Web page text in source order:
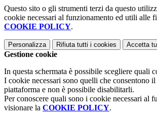
Questo sito o gli strumenti terzi da questo
cookie necessari al funzionamento ed utili alle
COOKIE POLICY.
Personalizza Rifiuta tutti i cookies Accetta
Gestione cookie
In questa schermata è possibile scegliere quali
I cookie necessari sono quelli che consentono
piattaforma e non è possibile disabilitarli.
Per conoscere quali sono i cookie necessari al
visionare la COOKIE POLICY.